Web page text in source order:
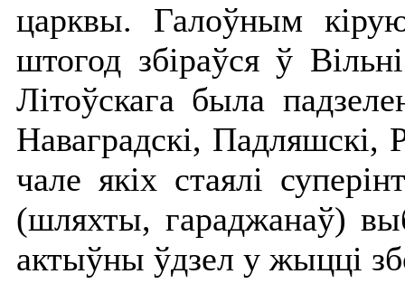
царквы. Галоўным
штогод збіраўся ў
Літоўскага была
Наваградскі, Падляшскі,
чале якіх стаялі
(шляхты, гараджанаў)
актыўны ўдзел у жыцці